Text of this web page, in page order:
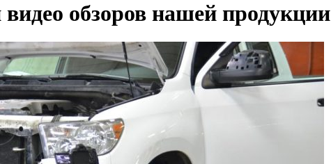
обзоров нашей продукции